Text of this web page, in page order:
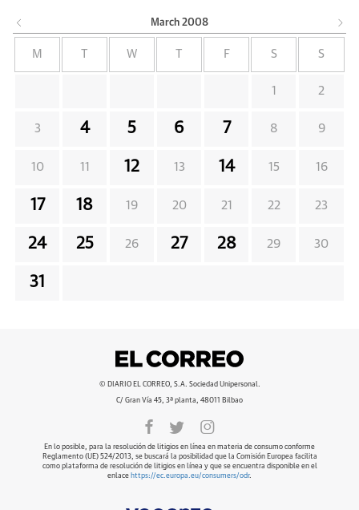
March 2008
M W F S S
1 2
3 4 5 6 7 8 9
10 11 12 13 14 15 16
17 18 19 20 21 22 23
24 25 26 27 28 29 30
31
© DIARIO EL CORREO, S.A. Sociedad Unipersonal.
C/ Gran Vía 45, 3ª planta, 48011 Bilbao
En lo posible, para la resolución de litigios en línea en materia de consumo conforme
Reglamento (UE) 524/2013, se buscará la posibilidad que la Comisión Europea facilita
como plataforma de resolución de litigios en línea y que se encuentra disponible en el
enlace https://ec.europa.eu/consumers/odr.